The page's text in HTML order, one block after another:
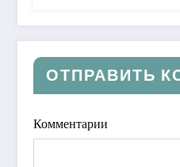
ОТПРАВИТЬ
Комментарии